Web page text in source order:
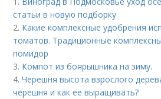
статьи в новую подборку
2. Какие комплексные удобрения
томатов. Традиционные
помидор
3. Компот из боярышника на зиму.
4.Черешня высота взрослого
черешня и как ее выращивать?